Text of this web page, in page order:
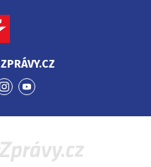
Přejít
Instagram
Přejít
YouTube